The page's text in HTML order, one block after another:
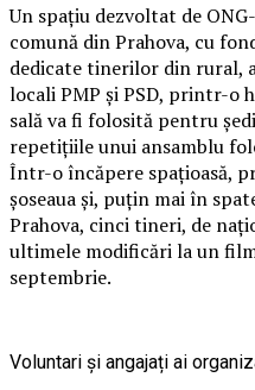
Un spațiu dezvoltat de
comună din Prahova, cu
dedicate tinerilor din rural,
locali PMP și PSD, printr-o
sală va fi folosită pentru
repetițiile unui ansamblu
Într-o încăpere spațioasă,
șoseaua și, puțin mai în
Prahova, cinci tineri, de
ultimele modificări la un
septembrie.
Voluntari și angajați ai